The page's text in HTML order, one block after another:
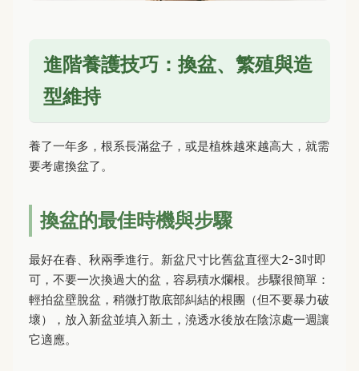
進階養護技巧：換盆、繁殖與造
型維持
養了一年多，根系長滿盆子，或是植株越來越高大，就需
要考慮換盆了。
換盆的最佳時機與步驟
最好在春、秋兩季進行。新盆尺寸比舊盆直徑大2-3吋即
可，不要一次換過大的盆，容易積水爛根。步驟很簡單：
輕拍盆壁脫盆，稍微打散底部糾結的根團（但不要暴力破
壞），放入新盆並填入新土，澆透水後放在陰涼處一週讓
它適應。